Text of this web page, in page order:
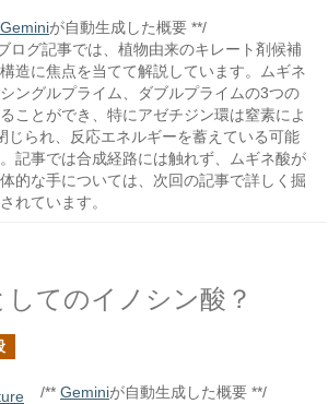
Geminiが自動生成した概要 **/
ログ記事では、植物由来のキレート剤候補
造に焦点を当てて解説しています。ムギネ
ングルプライム、ダブルプライムの3つの
ことができ、特にアゼチジン環は窒素によ
じられ、反応エネルギーを蓄えている可能
記事では合成経路には触れず、ムギネ酸が
的な手については、次回の記事で詳しく掘
れています。
てのイノシン酸？
/** Geminiが自動生成した概要 **/